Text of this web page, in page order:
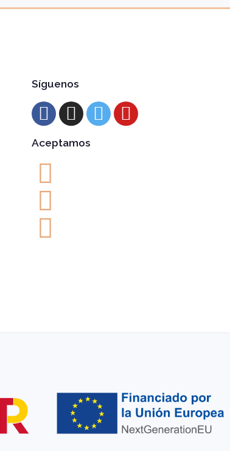
Síguenos
Aceptamos